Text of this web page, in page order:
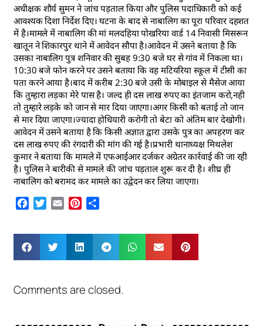
अधीक्षक शौर्य सुमन ने जांच पड़ताल किया और पुलिस पदाधिकारी को कई
आवश्यक दिशा निर्देश दिए। घटना के बाद से नाबालिग का पूरा परिवार दहशत
में है।मामले में नाबालिग की मां मलदहिया पोखरिया वार्ड 14 निवासी मिसरून
खातून ने शिकारपुर थाने में आवेदन सौपा है।आवेदन में उसने बताया है कि
उसका नाबालिग पुत्र शनिवार की सुबह 9:30 बजे घर से गांव में निकला था।
10:30 बजे फोन करने पर उसने बताया कि वह मटियरिया स्कूल में टीसी का
पता करने आया है।बाद में करीब 2:30 बजे उसी के मोबाइल से मैसेज आया
कि तुम्हारा लड़का मेरे पास है। जल्द ही दस लाख रुपए का इंतजाम करो,नही
तो तुम्हारे लड़के को जान से मार दिया जाएगा।अगर किसी को बताई तो जान
से मार दिया जाएगा।ज्यादा होधियारी करोगी तो बेटा को अंतिम बार देखोगी।
आवेदन में उसने बताया है कि किसी अज्ञात द्वारा उसके पुत्र का अपहरण कर
दस लाख रुपए की रंगदारी की मांग की गई है।प्रभारी थानाध्यक्ष मिथलेश
कुमार ने बताया कि मामले में एफआईआर दर्जकर अग्रेतर कार्रवाई की जा रही
है। पुलिस ने बारीकी से मामले की जांच पड़ताल शुरू कर दी है। शीघ्र ही
नाबालिग को बरामद कर मामले का उद्वेदन कर लिया जाएगा।
Facebook
Twitter
Email Pinterest
Comments are closed.